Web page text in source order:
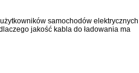
samochodów elektrycznych
jakość kabla do ładowania ma